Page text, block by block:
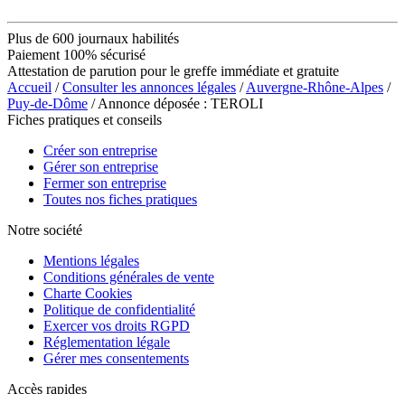
Plus de 600 journaux habilités
Paiement 100% sécurisé
Attestation de parution pour le greffe immédiate et gratuite
Accueil /Consulter les annonces légales /Auvergne-Rhône-Alpes /
Puy-de-Dôme / Annonce déposée : TEROLI
Fiches pratiques et conseils
Créer son entreprise
Gérer son entreprise
Fermer son entreprise
Toutes nos fiches pratiques
Notre société
Mentions légales
Conditions générales de vente
Charte Cookies
Politique de confidentialité
Exercer vos droits RGPD
Réglementation légale
Gérer mes consentements
Accès rapides